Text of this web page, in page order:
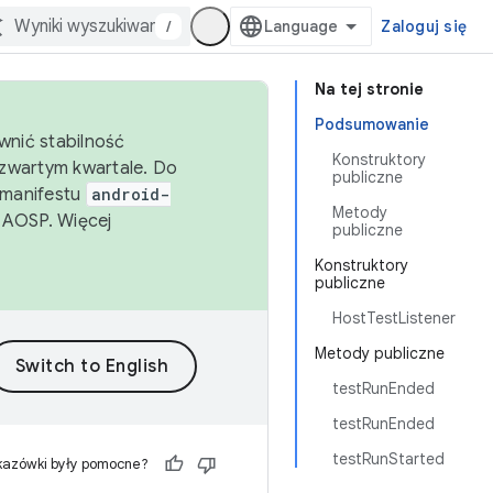
/ Zaloguj się
Na tej stronie
Podsumowanie
Konstruktory
publiczne
Metody
publiczne
Konstruktory
publiczne
HostTestListener
Metody publiczne
testRunEnded
testRunEnded
testRunStarted
stabilność
kwartale. Do
android-
Więcej
były pomocne?